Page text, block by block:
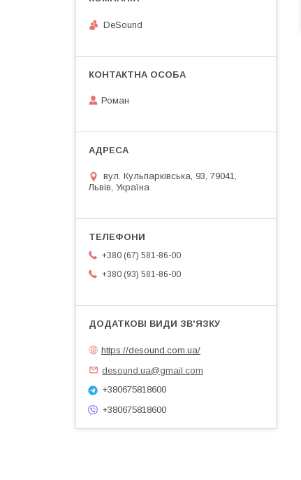
DeSound
Роман
вул. Кульпарківська, 93, 79041,
Львів, Україна
+380 (67) 581-86-00
+380 (93) 581-86-00
https://desound.com.ua/
desound.ua@gmail.com
+380675818600
+380675818600